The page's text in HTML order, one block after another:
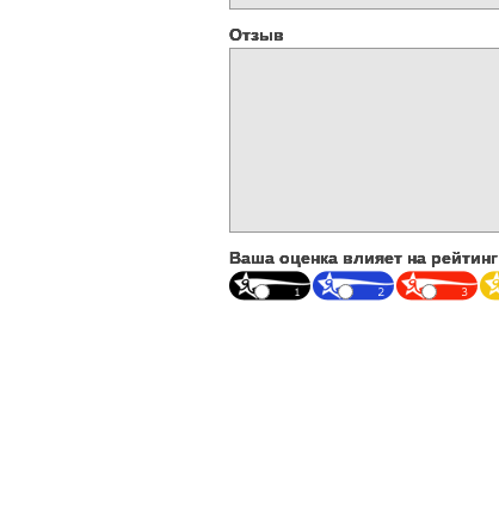
Отзыв
Ваша оценка влияет на рейтинг